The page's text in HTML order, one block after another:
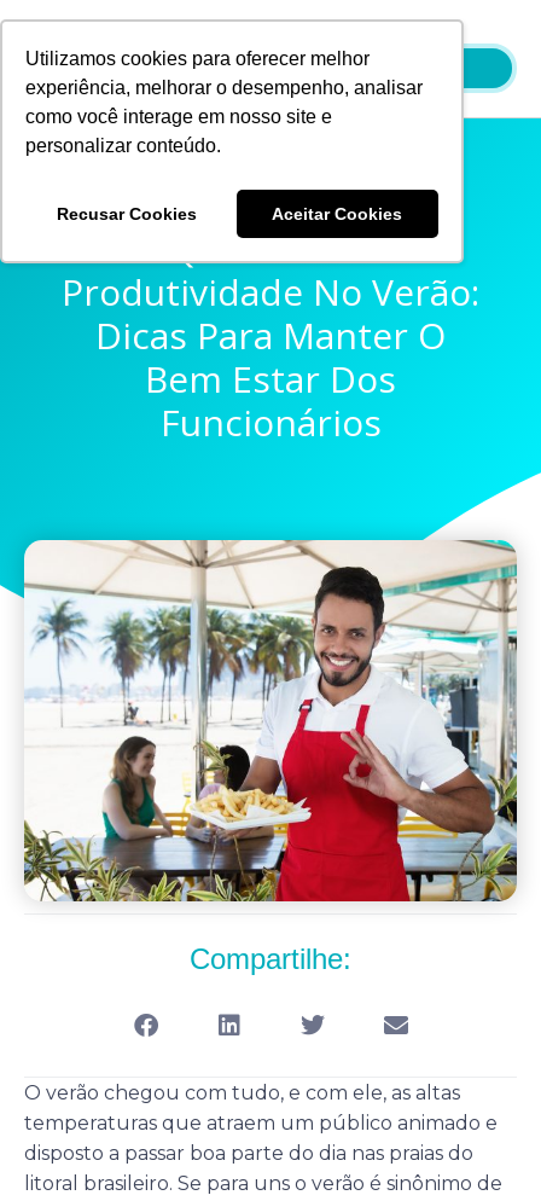
Utilizamos cookies para oferecer melhor
experiência, melhorar o desempenho, analisar
como você interage em nosso site e
personalizar conteúdo.
Recusar Cookies Aceitar Cookies
conteúdo
Qualidade E
Produtividade No Verão:
Dicas Para Manter O
Bem Estar Dos
Funcionários
Compartilhe:
O verão chegou com tudo, e com ele, as altas
temperaturas que atraem um público animado e
disposto a passar boa parte do dia nas praias do
litoral brasileiro. Se para uns o verão é sinônimo de